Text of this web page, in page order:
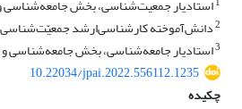
استادیار جمعیت‌شناسی، بخش جامعه‌شناسی و
2دانش‌آموخته کارشناسی‌ارشد جمعیّت‌شناسی،
3استادیار جامعه‌شناسی، بخش جامعه‌شناسی و
10.22034/jpai.2022.556112.1235
چکیده